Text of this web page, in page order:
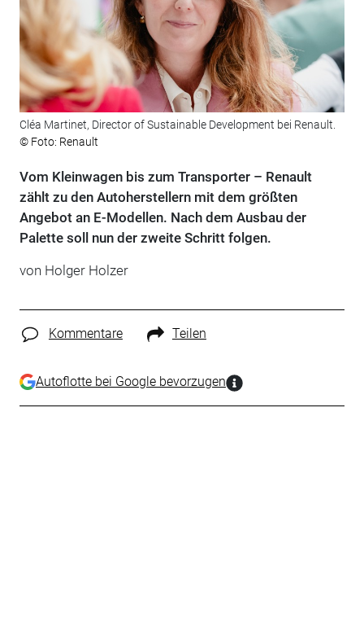
Cléa Martinet, Director of Sustainable Development bei Renault.
© Foto: Renault
Vom Kleinwagen bis zum Transporter – Renault
zählt zu den Autoherstellern mit dem größten
Angebot an E-Modellen. Nach dem Ausbau der
Palette soll nun der zweite Schritt folgen.
von Holger Holzer
Kommentare Teilen
Autoflotte bei Google bevorzugen